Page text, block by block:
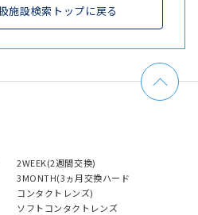
施設検索トップに戻る
2WEEK(2週間交換)
3MONTH(3ヵ月交換ハード
コンタクトレンズ)
ソフトコンタクトレンズ